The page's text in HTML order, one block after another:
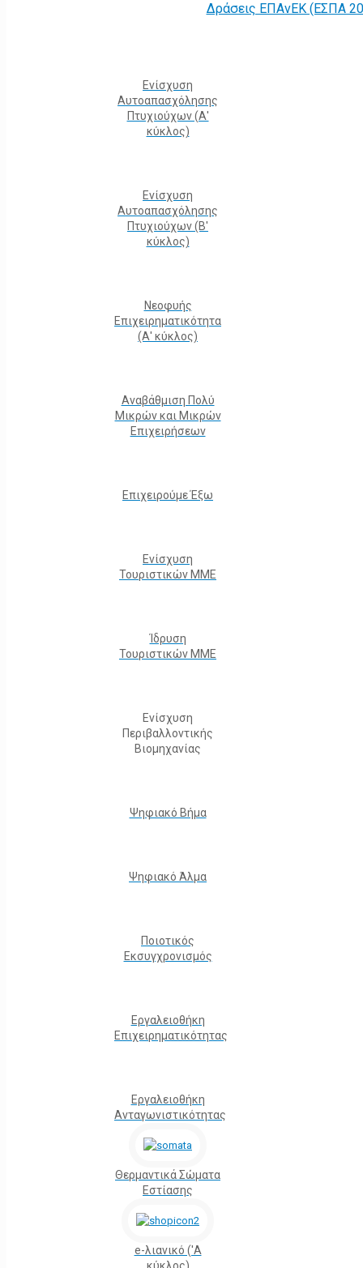
Δράσεις ΕΠΑνΕΚ (ΕΣΠΑ
Ενίσχυση
Αυτοαπασχόλησης
Πτυχιούχων (Α'
κύκλος)
Ενίσχυση
Αυτοαπασχόλησης
Πτυχιούχων (Β'
κύκλος)
Νεοφυής
Επιχειρηματικότητα
(Α' κύκλος)
Αναβάθμιση Πολύ
Μικρών και Μικρών
Επιχειρήσεων
Επιχειρούμε Έξω
Ενίσχυση
Τουριστικών ΜΜΕ
Ίδρυση
Τουριστικών ΜΜΕ
Ενίσχυση
Περιβαλλοντικής
Βιομηχανίας
Ψηφιακό Βήμα
Ψηφιακό Άλμα
Ποιοτικός
Εκσυγχρονισμός
Εργαλειοθήκη
Eπιχειρηματικότητας
Εργαλειοθήκη
Ανταγωνιστικότητας
Θερμαντικά Σώματα
Εστίασης
e-λιανικό ('Α